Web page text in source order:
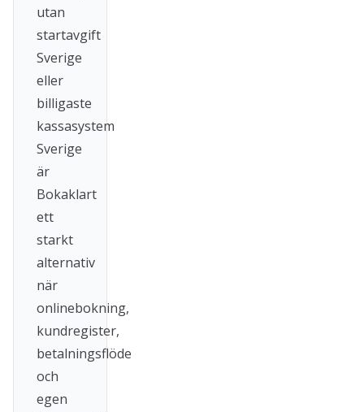
utan
startavgift
Sverige
eller
billigaste
kassasystem
Sverige
är
Bokaklart
ett
starkt
alternativ
när
onlinebokning,
kundregister,
betalningsflöde
och
egen